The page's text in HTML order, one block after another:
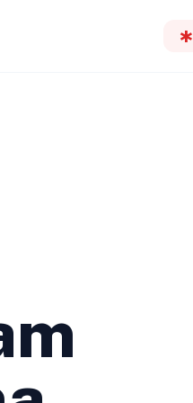
emergency